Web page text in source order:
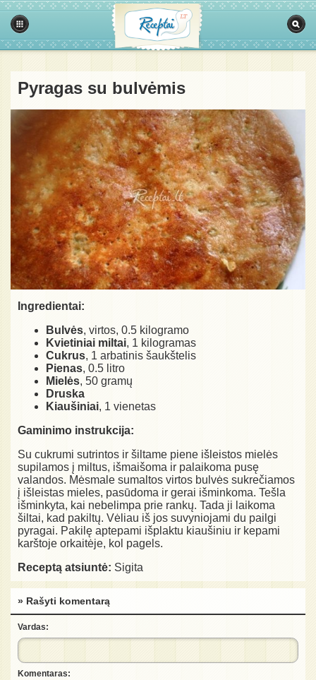
Pyragas su bulvėmis
Ingredientai:
Bulvės, virtos, 0.5 kilogramo
Kvietiniai miltai, 1 kilogramas
Cukrus, 1 arbatinis šaukštelis
Pienas, 0.5 litro
Mielės, 50 gramų
Druska
Kiaušiniai, 1 vienetas
Gaminimo instrukcija:
Su cukrumi sutrintos ir šiltame piene išleistos mielės
supilamos į miltus, išmaišoma ir palaikoma pusę
valandos. Mėsmale sumaltos virtos bulvės sukrečiamos
į išleistas mieles, pasūdoma ir gerai išminkoma. Tešla
išminkyta, kai nebelimpa prie rankų. Tada ji laikoma
šiltai, kad pakiltų. Vėliau iš jos suvyniojami du pailgi
pyragai. Pakilę aptepami išplaktu kiaušiniu ir kepami
karštoje orkaitėje, kol pagels.
Receptą atsiuntė: Sigita
» Rašyti komentarą
Vardas:
Komentaras: